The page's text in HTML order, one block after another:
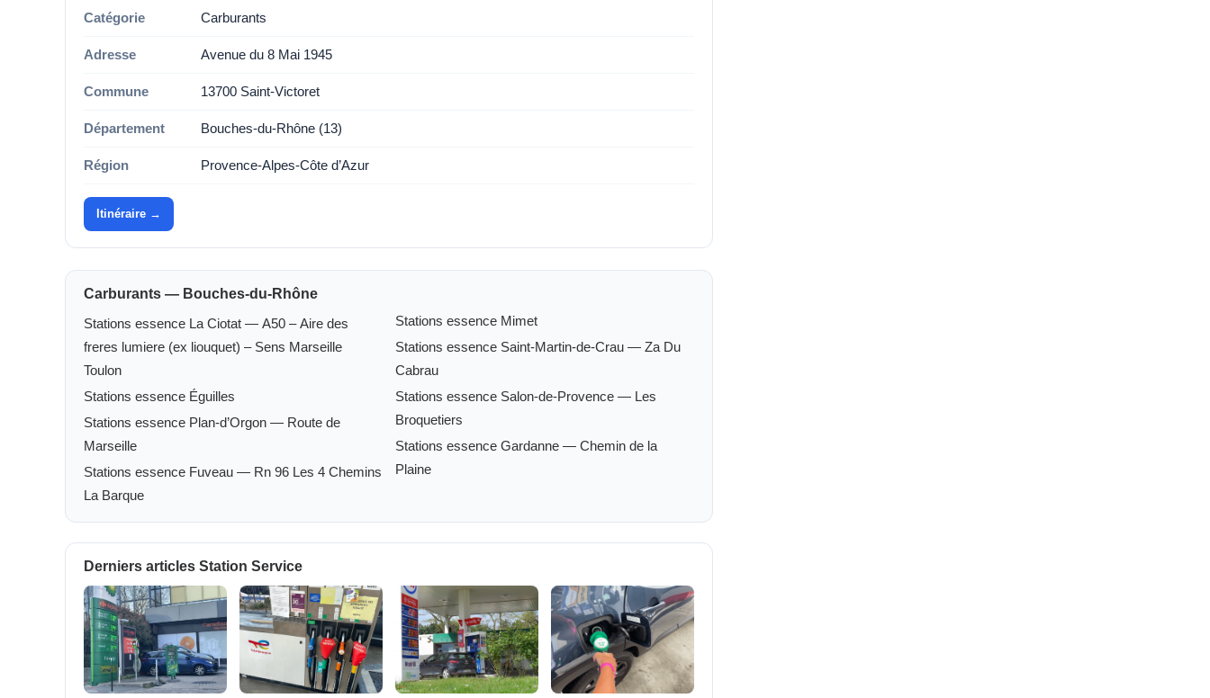
Catégorie Carburants
Adresse Avenue du 8 Mai 1945
Commune 13700 Saint-Victoret
Département Bouches-du-Rhône (13)
Région Provence-Alpes-Côte d’Azur
Itinéraire →
Carburants — Bouches-du-Rhône
Stations essence La Ciotat — A50 – Aire des
freres lumiere (ex liouquet) – Sens Marseille
Toulon
Stations essence Éguilles
Stations essence Plan-d’Orgon — Route de
Marseille
Stations essence Fuveau — Rn 96 Les 4 Chemins
La Barque
Stations essence Mimet
Stations essence Saint-Martin-de-Crau — Za Du
Cabrau
Stations essence Salon-de-Provence — Les
Broquetiers
Stations essence Gardanne — Chemin de la
Plaine
Derniers articles Station Service